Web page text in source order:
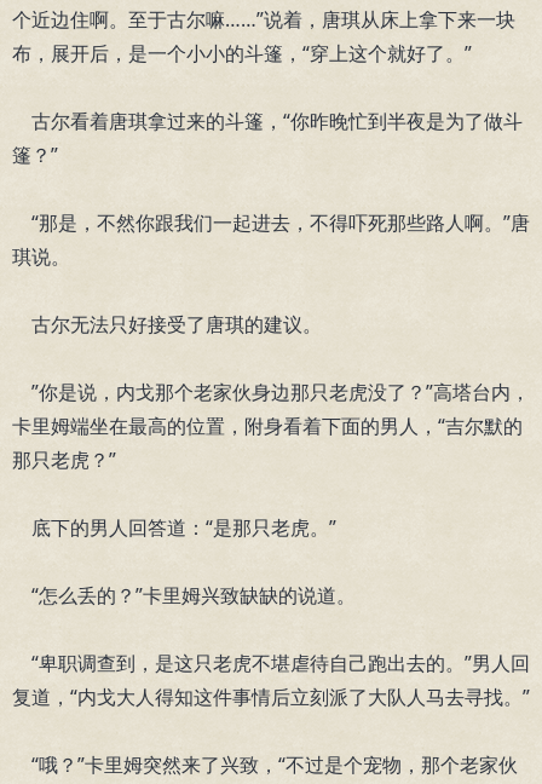
个近边住啊。至于古尔嘛……”说着，唐琪从床上拿下来一块
布，展开后，是一个小小的斗篷，“穿上这个就好了。”
古尔看着唐琪拿过来的斗篷，“你昨晚忙到半夜是为了做斗
篷？”
“那是，不然你跟我们一起进去，不得吓死那些路人啊。”唐
琪说。
古尔无法只好接受了唐琪的建议。
”你是说，内戈那个老家伙身边那只老虎没了？”高塔台内，
卡里姆端坐在最高的位置，附身看着下面的男人，“吉尔默的
那只老虎？”
底下的男人回答道：“是那只老虎。”
“怎么丢的？”卡里姆兴致缺缺的说道。
“卑职调查到，是这只老虎不堪虐待自己跑出去的。”男人回
复道，“内戈大人得知这件事情后立刻派了大队人马去寻找。”
“哦？”卡里姆突然来了兴致，“不过是个宠物，那个老家伙